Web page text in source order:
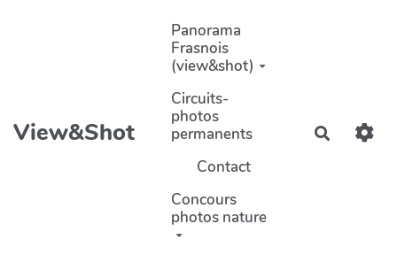
Aller au contenu principal
View&Shot
Panorama
Frasnois
(view&shot)
Circuits-
photos
permanents
Contact
Concours
photos nature